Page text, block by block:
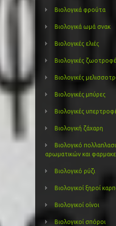
Βιολογικά φρούτα
Βιολογικά ωμά σνακ
Βιολογικές ελιές
Βιολογικές
Βιολογικές
Βιολογικές μπύρες
Βιολογικές
Βιολογική ζάχαρη
Βιολογικό
αρωματικών και
Βιολογικό ρύζι
Βιολογικοί ξηροί
Βιολογικοί οίνοι
Βιολογικοί σπόροι